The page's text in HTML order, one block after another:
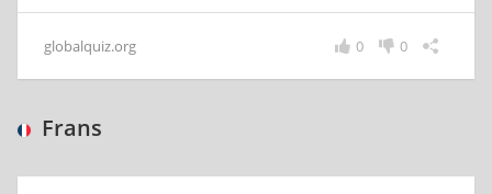
globalquiz.org 0
0
Frans